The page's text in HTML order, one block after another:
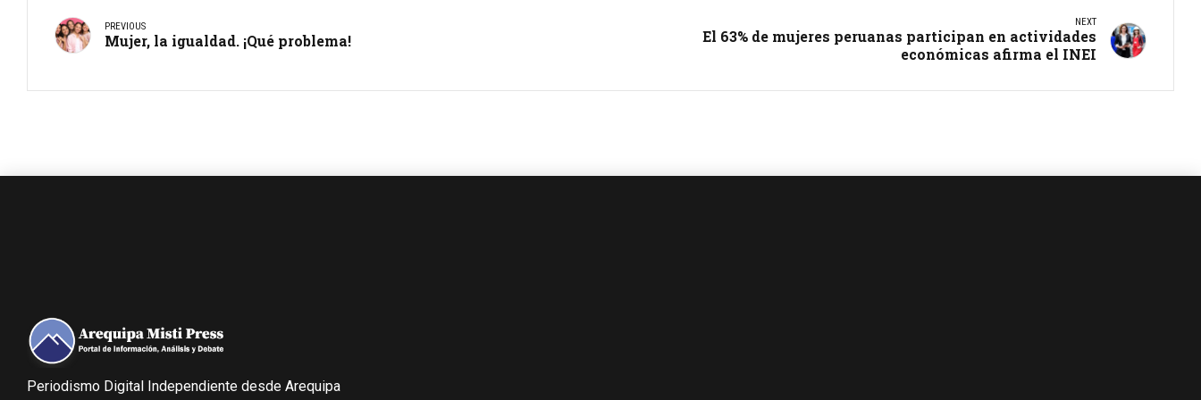
PREVIOUS
Mujer, la igualdad. ¡Qué problema!
NEXT
El 63% de mujeres peruanas participan en actividades
económicas afirma el INEI
Periodismo Digital Independiente desde Arequipa